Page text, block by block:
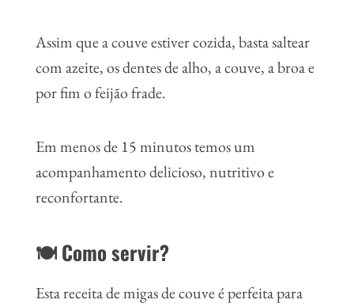
Assim que a couve estiver cozida, basta saltear
com azeite, os dentes de alho, a couve, a broa e
por fim o feijão frade.
Em menos de 15 minutos temos um
acompanhamento delicioso, nutritivo e
reconfortante.
🍽 Como servir?
Esta receita de migas de couve é perfeita para